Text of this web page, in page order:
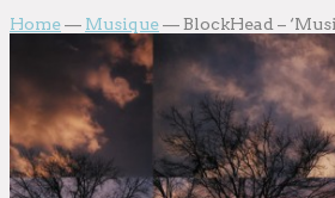
Home— Musique—BlockHead –